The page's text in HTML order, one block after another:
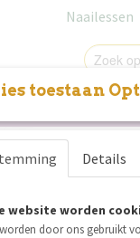
Naailessen
€ 4,75 €
toestaan
Details
website worden
door ons gebruikt